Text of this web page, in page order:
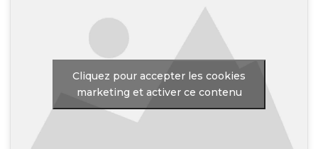
Cliquez pour accepter les cookies
marketing et activer ce contenu